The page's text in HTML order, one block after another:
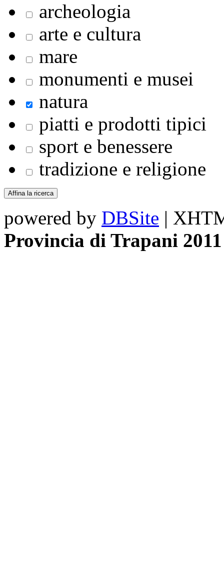
archeologia
arte e cultura
mare
monumenti e musei
natura
piatti e prodotti tipici
sport e benessere
tradizione e religione
powered by DBSite |
Provincia di Trapani 2011